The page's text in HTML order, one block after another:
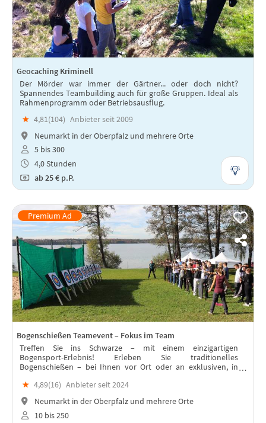
Geocaching Kriminell
Der Mörder war immer der Gärtner... oder doch nicht?
Spannendes Teambuilding auch für große Gruppen. Ideal als
Rahmenprogramm oder Betriebsausflug.
★ 4,81(104) Anbieter seit 2009
Neumarkt in der Oberpfalz und mehrere Orte
5 bis 300
4,0 Stunden
ab25 € p.P.
Bogenschießen Teamevent – Fokus im Team
Treffen Sie ins Schwarze – mit einem einzigartigen
Bogensport-Erlebnis! Erleben Sie traditionelles
Bogenschießen – bei Ihnen vor Ort oder an exklusiven, in
★ 4,89(16) Anbieter seit 2024
Neumarkt in der Oberpfalz und mehrere Orte
10 bis 250